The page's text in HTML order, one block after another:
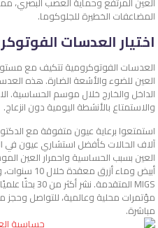
المضاعفات الخطيرة للجلوكوما.
اختيار العدسات
العدسات الفوتوكرومية تتكيف مع
العين للضوء والأشعة الضارة. هذه
الداخل والخارج خلال موسم الحساسية.
والاستمتاع بالأنشطة اليومية دون انزعاج.
استمتعوا برعاية عيون متفوقة مع
آلاف الحالات كأفضل استشاري عيون
أبيض وماء
مؤتمرات محلية وعالمية، للتواصل وحجز
مباشرة.